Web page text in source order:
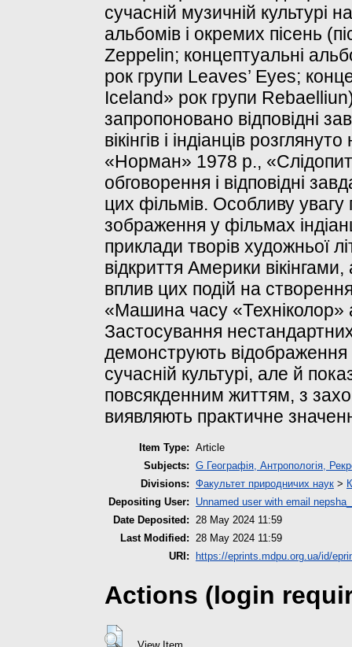
сучасній музичній культурі
альбомів і окремих пісень
Zeppelin; концептуальні
рок групи Leaves’ Eyes;
Iceland» рок групи
запропоновано відповідні
вікінгів і індіанців
«Норман» 1978 р.,
обговорення і відповідні
цих фільмів. Особливу
зображення у фільмах
приклади творів художньої
відкриття Америки
вплив цих подій на
«Машина часу «Техніколор»
Застосування
демонструють відображення
сучасній культурі, але й
повсякденним життям, з
виявляють практичне
Item Type: Article
Subjects: G Географія, Антропологія,
Divisions: Факультет природничих наук >
Depositing User:
Unnamed user with email
Date Deposited: 28 May 2024 11:59
Last Modified: 28 May 2024 11:59
URI:
https://eprints.mdpu.org.ua/id/
Actions (login